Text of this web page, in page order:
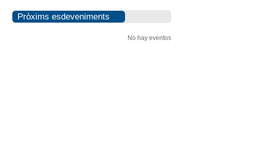
Pròxims esdeveniments
No hay eventos